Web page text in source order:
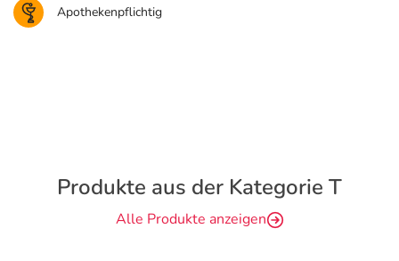
Apothekenpflichtig
Produkte aus der Kategorie T
Alle Produkte anzeigen